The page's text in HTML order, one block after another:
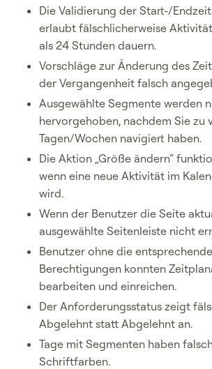
Die Validierung der Start-/
erlaubt fälschlicherweise
als 24 Stunden dauern.
Vorschläge zur Änderung des
der Vergangenheit falsch
Ausgewählte Segmente werden
hervorgehoben, nachdem Sie zu
Tagen/Wochen navigiert haben.
Die Aktion „Größe ändern“
wenn eine neue Aktivität im
wird.
Wenn der Benutzer die Seite
ausgewählte Seitenleiste nicht
Benutzer ohne die
Berechtigungen konnten
bearbeiten und einreichen.
Der Anforderungsstatus zeigt
Abgelehnt statt Abgelehnt an.
Tage mit Segmenten haben
Schriftfarben.